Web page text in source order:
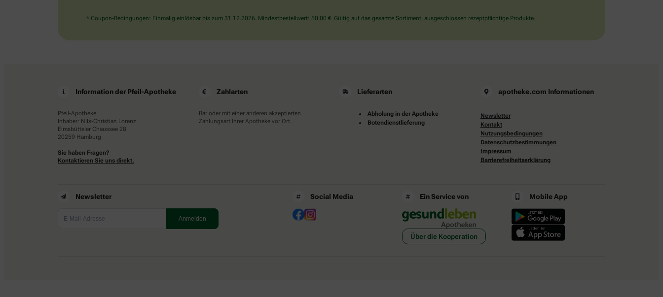
LKW.
* Coupon-Bedingungen: Einmalig einlösbar bis zum 31.12.2026. Mindestbestellwert: 50,00 €. Gültig auf das gesamte Sortiment, ausgeschlossen rezeptpflichtige Produkte.
Information der Pfeil-Apotheke
Pfeil-Apotheke
Inhaber: Nils-Christian Lorenz
Eimsbütteler Chaussee 28
20259 Hamburg
Sie haben Fragen?
Kontaktieren Sie uns direkt.
Zahlarten
Bar oder mit einer anderen akzeptierten
Zahlungsart Ihrer Apotheke vor Ort.
Lieferarten
Abholung in der Apotheke
Botendienstlieferung
apotheke.com Informationen
Newsletter
Kontakt
Nutzungsbedingungen
Datenschutzbestimmungen
Impressum
Barrierefreiheitserklärung
Newsletter Social Media Ein Service von
Über die Kooperation
Mobile App